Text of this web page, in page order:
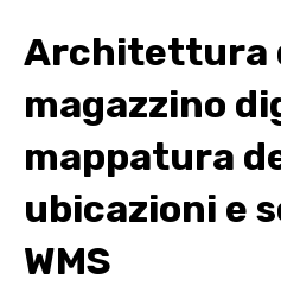
Architettura
magazzino
mappatura
ubicazioni e
WMS